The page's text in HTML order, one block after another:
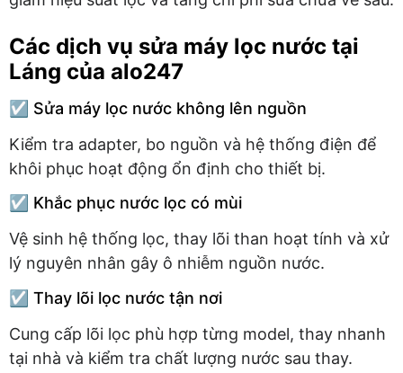
Các dịch vụ sửa máy lọc nước tại
Láng của alo247
☑️ Sửa máy lọc nước không lên nguồn
Kiểm tra adapter, bo nguồn và hệ thống điện để
khôi phục hoạt động ổn định cho thiết bị.
☑️ Khắc phục nước lọc có mùi
Vệ sinh hệ thống lọc, thay lõi than hoạt tính và xử
lý nguyên nhân gây ô nhiễm nguồn nước.
☑️ Thay lõi lọc nước tận nơi
Cung cấp lõi lọc phù hợp từng model, thay nhanh
tại nhà và kiểm tra chất lượng nước sau thay.